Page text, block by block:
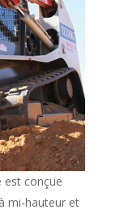
est conçue
mi-hauteur et